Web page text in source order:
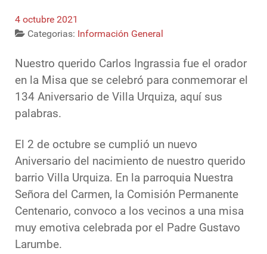
4 octubre 2021
Categorias: Información General
Nuestro querido Carlos Ingrassia fue el orador
en la Misa que se celebró para conmemorar el
134 Aniversario de Villa Urquiza, aquí sus
palabras.
El 2 de octubre se cumplió un nuevo
Aniversario del nacimiento de nuestro querido
barrio Villa Urquiza. En la parroquia Nuestra
Señora del Carmen, la Comisión Permanente
Centenario, convoco a los vecinos a una misa
muy emotiva celebrada por el Padre Gustavo
Larumbe.